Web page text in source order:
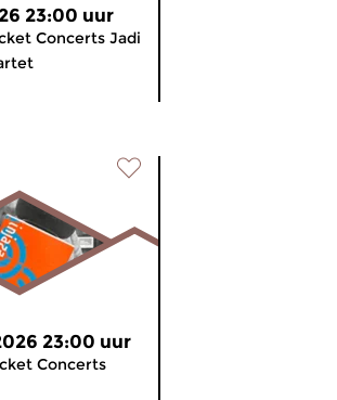
23:00 uur
Concerts Jadi
23:00 uur
Concerts